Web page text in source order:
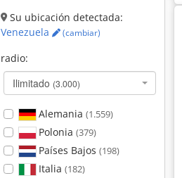
Su ubicación detectada:
Venezuela
(cambiar)
radio:
Ilimitado (3.000)
Alemania (1.559)
Polonia (379)
Países Bajos (198)
Italia (182)